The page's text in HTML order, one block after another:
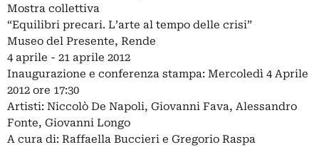
Mostra collettiva
“Equilibri precari. L’arte al tempo delle crisi”
Museo del Presente, Rende
4 aprile - 21 aprile 2012
Inaugurazione e conferenza stampa: Mercoledì 4 Aprile
2012 ore 17:30
Artisti: Niccolò De Napoli, Giovanni Fava, Alessandro
Fonte, Giovanni Longo
A cura di: Raffaella Buccieri e Gregorio Raspa